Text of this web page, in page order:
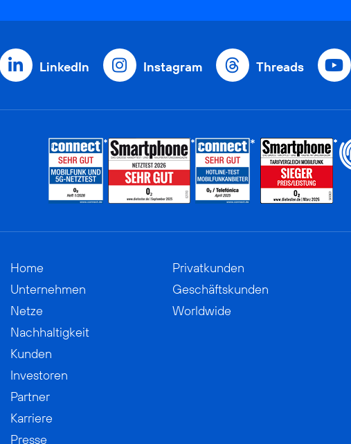
LinkedIn Instagram Threads
Home
Unternehmen
Netze
Nachhaltigkeit
Kunden
Investoren
Partner
Karriere
Presse
Privatkunden
Geschäftskunden
Worldwide